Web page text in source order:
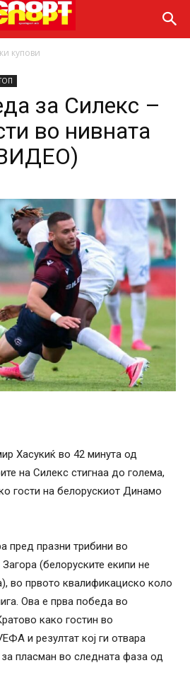
купови
за Силекс –
во нивната
Хасукиќ во 42 минута од
на Силекс стигнаа до голема,
гости на белорускиот Динамо
пред празни трибини во
(белоруските екипи не
во првото квалификациско коло
Ова е прва победа во
како гостин во
и резултат кој ги отвара
пласман во следната фаза од